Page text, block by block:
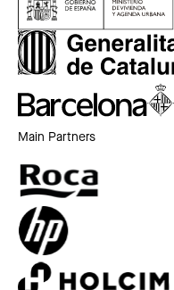
Main Partners